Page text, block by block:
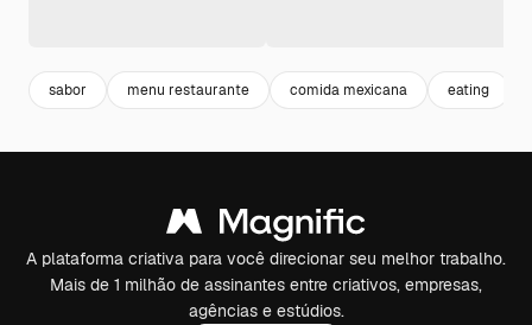
sabor menu restaurante comida mexicana eating
A plataforma criativa para você direcionar seu melhor trabalho.
Mais de 1 milhão de assinantes entre criativos, empresas,
agências e estúdios.